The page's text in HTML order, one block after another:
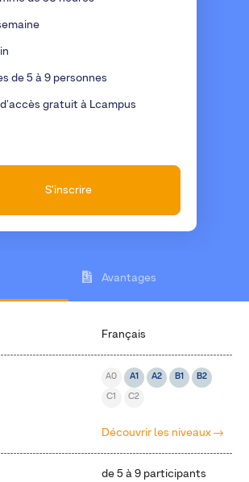
de 5 à 9 personnes
gratuit à Lcampus
S'inscrire
Avantages
Français
A0 A1 A2 B1 B2
C1 C2
Découvrir les niveaux
de 5 à 9 participants